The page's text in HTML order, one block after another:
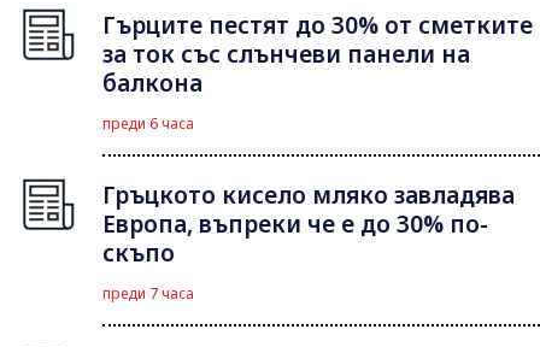
Гърците пестят до 30% от сметките
за ток със слънчеви панели на
балкона
преди 6 часа
Гръцкото кисело мляко завладява
Европа, въпреки че е до 30% по-
скъпо
преди 7 часа